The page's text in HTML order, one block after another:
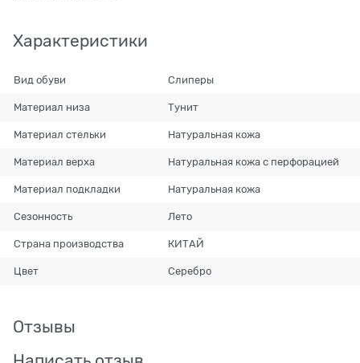
Характеристики
Вид обуви Слиперы
Материал низа Тунит
Материал стельки Натуральная кожа
Материал верха Натуральная кожа с перфорацией
Материал подкладки Натуральная кожа
Сезонность Лето
Страна производства КИТАЙ
Цвет Серебро
Отзывы